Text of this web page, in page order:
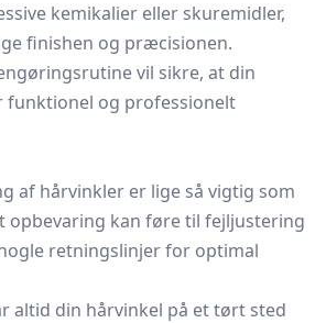
kemikalier eller skuremidler,
finishen og præcisionen.
vil sikre, at din
funktionel og professionelt
af hårvinkler er lige så vigtig som
opbevaring kan føre til fejljustering
retningslinjer for optimal
altid din hårvinkel på et tørt sted